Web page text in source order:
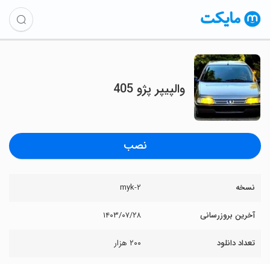
والپیپر پژو 405
نصب
نسخه myk-۲
آخرین بروزرسانی ۱۴۰۳/۰۷/۲۸
تعداد دانلود ۲۰۰ هزار